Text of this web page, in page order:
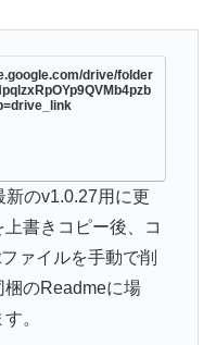
drive/folder
のv1.0.27用に更
書きコピー後、コ
ァイルを手動で削
梱のReadmeに場
。